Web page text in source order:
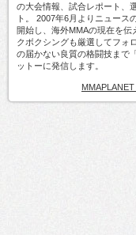
の大会情報、試合レポート、
ト。 2007年6月よりニュース
開始し、海外MMAの現在を伝
クボクシングも厳選してフォ
の届かない良質の格闘技まで
ットーに発信します。